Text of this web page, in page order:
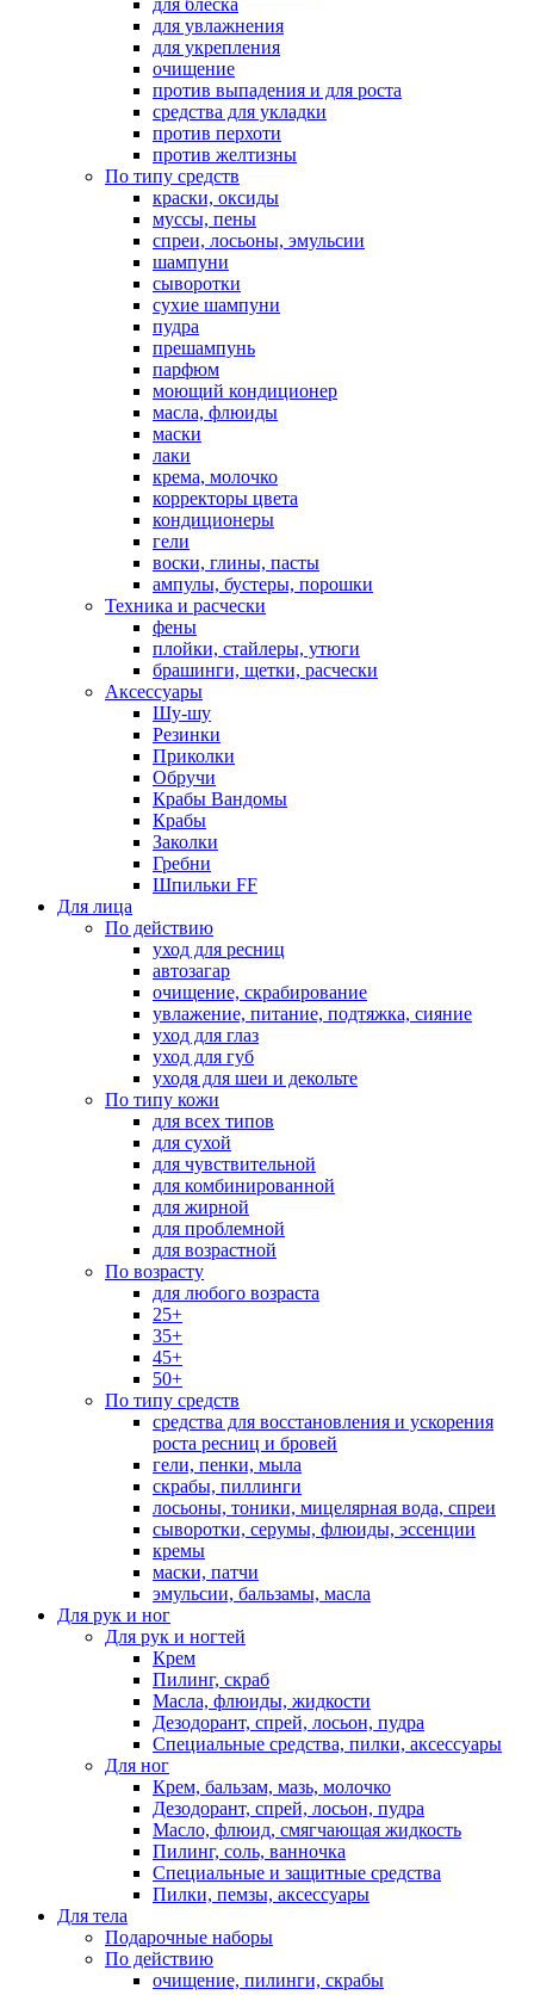
для блеска
для увлажнения
для укрепления
очищение
против выпадения и для роста
средства для укладки
против перхоти
против желтизны
По типу средств
краски, оксиды
муссы, пены
спреи, лосьоны, эмульсии
шампуни
сыворотки
сухие шампуни
пудра
прешампунь
парфюм
моющий кондиционер
масла, флюиды
маски
лаки
крема, молочко
корректоры цвета
кондиционеры
гели
воски, глины, пасты
ампулы, бустеры, порошки
Техника и расчески
фены
плойки, стайлеры, утюги
брашинги, щетки, расчески
Аксессуары
Шу-шу
Резинки
Приколки
Обручи
Крабы Вандомы
Крабы
Заколки
Гребни
Шпильки FF
Для лица
По действию
уход для ресниц
автозагар
очищение, скрабирование
увлажение, питание, подтяжка, сияние
уход для глаз
уход для губ
уходя для шеи и декольте
По типу кожи
для всех типов
для сухой
для чувствительной
для комбинированной
для жирной
для проблемной
для возрастной
По возрасту
для любого возраста
25+
35+
45+
50+
По типу средств
средства для восстановления и ускорения
роста ресниц и бровей
гели, пенки, мыла
скрабы, пиллинги
лосьоны, тоники, мицелярная вода, спреи
сыворотки, серумы, флюиды, эссенции
кремы
маски, патчи
эмульсии, бальзамы, масла
Для рук и ног
Для рук и ногтей
Крем
Пилинг, скраб
Масла, флюиды, жидкости
Дезодорант, спрей, лосьон, пудра
Специальные средства, пилки, аксессуары
Для ног
Крем, бальзам, мазь, молочко
Дезодорант, спрей, лосьон, пудра
Масло, флюид, смягчающая жидкость
Пилинг, соль, ванночка
Специальные и защитные средства
Пилки, пемзы, аксессуары
Для тела
Подарочные наборы
По действию
очищение, пилинги, скрабы